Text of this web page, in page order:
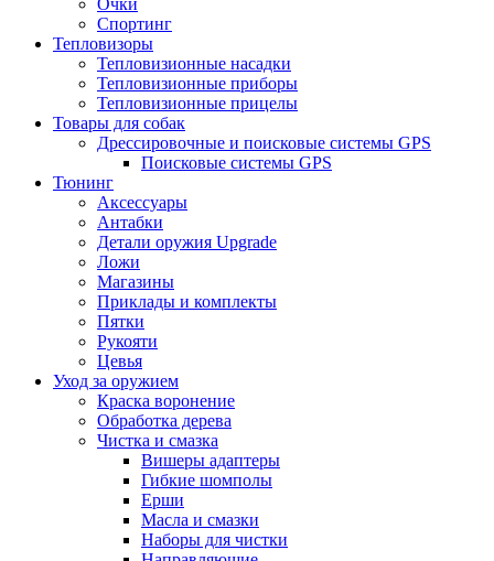
Очки
Спортинг
Тепловизоры
Тепловизионные насадки
Тепловизионные приборы
Тепловизионные прицелы
Товары для собак
Дрессировочные и поисковые системы GPS
Поисковые системы GPS
Тюнинг
Аксессуары
Антабки
Детали оружия Upgrade
Ложи
Магазины
Приклады и комплекты
Пятки
Рукояти
Цевья
Уход за оружием
Краска воронение
Обработка дерева
Чистка и смазка
Вишеры адаптеры
Гибкие шомполы
Ерши
Масла и смазки
Наборы для чистки